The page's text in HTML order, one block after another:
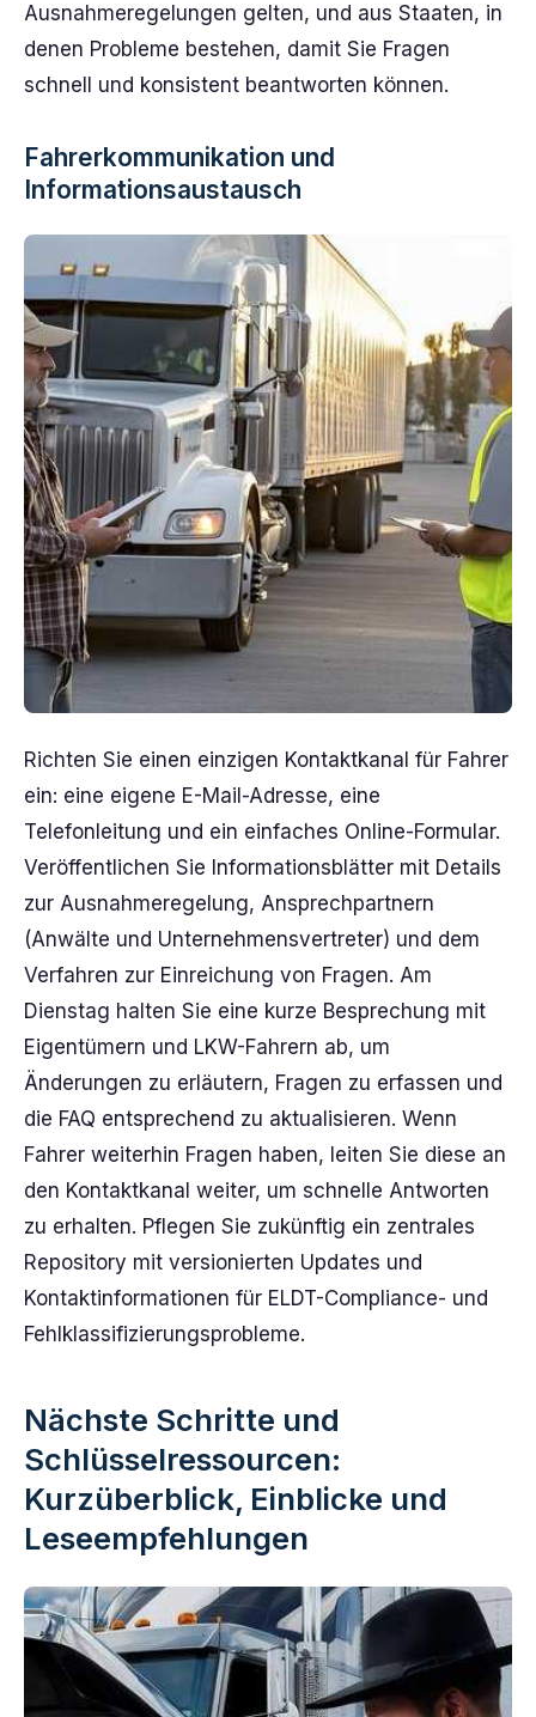
Ausnahmeregelungen gelten, und aus Staaten, in
denen Probleme bestehen, damit Sie Fragen
schnell und konsistent beantworten können.
Fahrerkommunikation und
Informationsaustausch
Richten Sie einen einzigen Kontaktkanal für Fahrer
ein: eine eigene E-Mail-Adresse, eine
Telefonleitung und ein einfaches Online-Formular.
Veröffentlichen Sie Informationsblätter mit Details
zur Ausnahmeregelung, Ansprechpartnern
(Anwälte und Unternehmensvertreter) und dem
Verfahren zur Einreichung von Fragen. Am
Dienstag halten Sie eine kurze Besprechung mit
Eigentümern und LKW-Fahrern ab, um
Änderungen zu erläutern, Fragen zu erfassen und
die FAQ entsprechend zu aktualisieren. Wenn
Fahrer weiterhin Fragen haben, leiten Sie diese an
den Kontaktkanal weiter, um schnelle Antworten
zu erhalten. Pflegen Sie zukünftig ein zentrales
Repository mit versionierten Updates und
Kontaktinformationen für ELDT-Compliance- und
Fehlklassifizierungsprobleme.
Nächste Schritte und
Schlüsselressourcen:
Kurzüberblick, Einblicke und
Leseempfehlungen